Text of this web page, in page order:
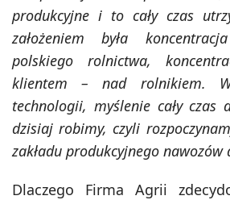
produkcyjne i to cały czas
założeniem była
polskiego rolnictwa,
klientem – nad rolnikiem.
technologii, myślenie cały
dzisiaj robimy, czyli
zakładu produkcyjnego nawozów
Dlaczego Firma Agrii